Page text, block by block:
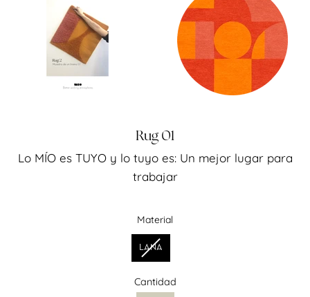
Rug 01
Precio
habitual
Lo MÍO es TUYO y lo tuyo es: Un mejor lugar para
trabajar
Material
LANA
Cantidad